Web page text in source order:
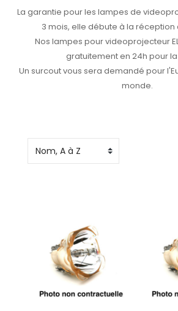
La garantie pour les lampes de
3 mois, elle débute à la réception
Nos lampes pour videoprojecteur
gratuitement en 24h pour la
Un surcout vous sera demandé pour
monde.